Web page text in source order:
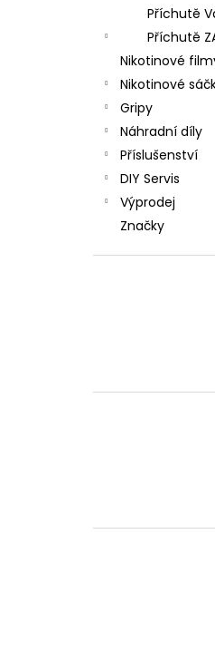
Příchutě
Příchutě
Nikotinové
Nikotinové
Gripy
Náhradní díly
Příslušenství
DIY Servis
Výprodej
Značky